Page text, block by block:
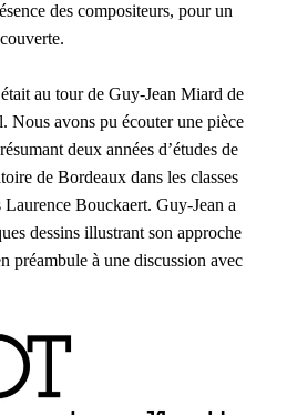
des compositeurs, pour un
au tour de Guy-Jean Miard de
Nous avons pu écouter une pièce
deux années d’études de
de Bordeaux dans les classes
Bouckaert. Guy-Jean a
dessins illustrant son approche
préambule à une discussion avec